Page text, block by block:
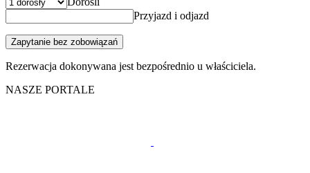
Przyjazd i odjazd
Zapytanie bez zobowiązań
Rezerwacja dokonywana jest bezpośrednio u właściciela.
NASZE PORTALE